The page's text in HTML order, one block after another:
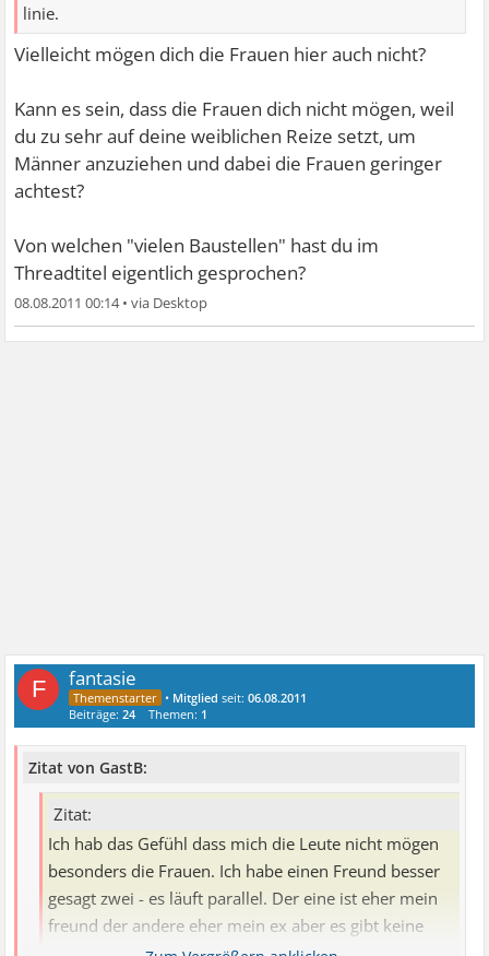
linie.
Vielleicht mögen dich die Frauen hier auch nicht?
Kann es sein, dass die Frauen dich nicht mögen, weil
du zu sehr auf deine weiblichen Reize setzt, um
Männer anzuziehen und dabei die Frauen geringer
achtest?
Von welchen "vielen Baustellen" hast du im
Threadtitel eigentlich gesprochen?
08.08.2011 00:14•
F fantasie
• Mitglied seit:06.08.2011
Beiträge:24 Themen: 1
Zitat von GastB:
Zitat:
Ich hab das Gefühl dass mich die Leute nicht mögen
besonders die Frauen. Ich habe einen Freund besser
gesagt zwei - es läuft parallel. Der eine ist eher mein
freund der andere eher mein ex aber es gibt keine